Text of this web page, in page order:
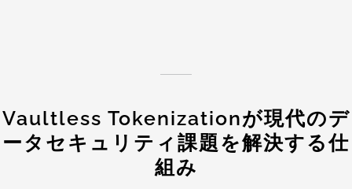
Vaultless Tokenizationが現代のデ
ータセキュリティ課題を解決する仕
組み